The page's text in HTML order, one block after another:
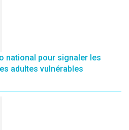
national pour signaler les
adultes vulnérables